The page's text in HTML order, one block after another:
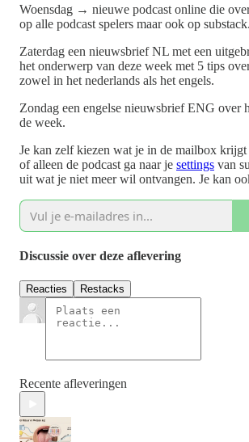
Woensdag → nieuwe podcast online die
op alle podcast spelers maar ook op substack.
Zaterdag een nieuwsbrief NL met een
het onderwerp van deze week met 5 tips
zowel in het nederlands als het engels.
Zondag een engelse nieuwsbrief ENG over
de week.
Je kan zelf kiezen wat je in de mailbox krijgt
of alleen de podcast ga naar je settings van
uit wat je niet meer wil ontvangen. Je kan
Discussie over deze aflevering
Reacties Restacks
Recente afleveringen